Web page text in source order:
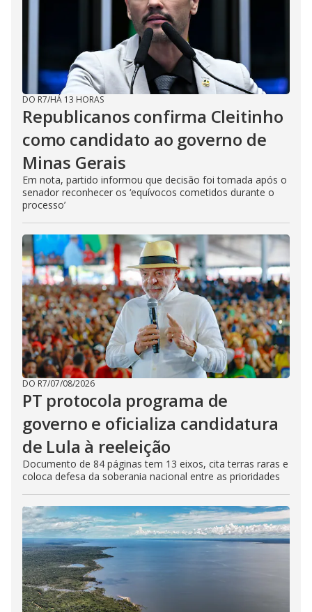
DO R7/HÁ 13 HORAS
Republicanos confirma Cleitinho
como candidato ao governo de
Minas Gerais
Em nota, partido informou que decisão foi tomada após o
senador reconhecer os ‘equívocos cometidos durante o
processo’
DO R7/07/08/2026
PT protocola programa de
governo e oficializa candidatura
de Lula à reeleição
Documento de 84 páginas tem 13 eixos, cita terras raras e
coloca defesa da soberania nacional entre as prioridades